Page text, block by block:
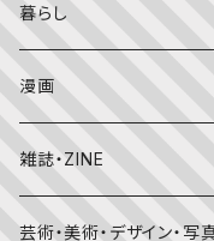
かがくのとも
昔話・民話
日本の昔話・民話
外国の昔話・民話
おばけ・妖怪・こわい絵本
のりもの絵本
知識の本・図鑑
エッセイ・日記
海外文学
暮らし
食・料理
住まい・インテリア
体・健康
漫画
雑誌・ZINE
雑誌
芸術・美術・デザイン・写